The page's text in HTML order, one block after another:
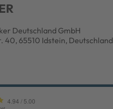
Deutschland GmbH
40, 65510 Idstein, Deutschland